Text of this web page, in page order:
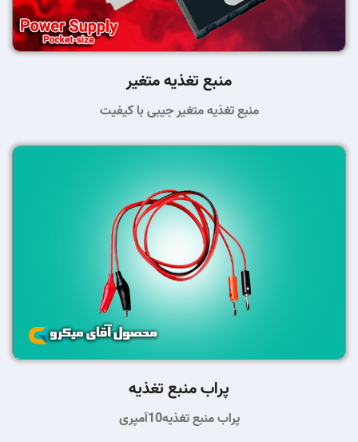
منبع تغذیه متغیر
منبع تغذیه متغیر جیبی با کیفیت
پراب منبع تغذیه
پراب منبع تغذیه10آمپری